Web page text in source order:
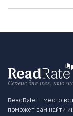
Сервис для тех, кто
ReadRate — место
поможет вам найти